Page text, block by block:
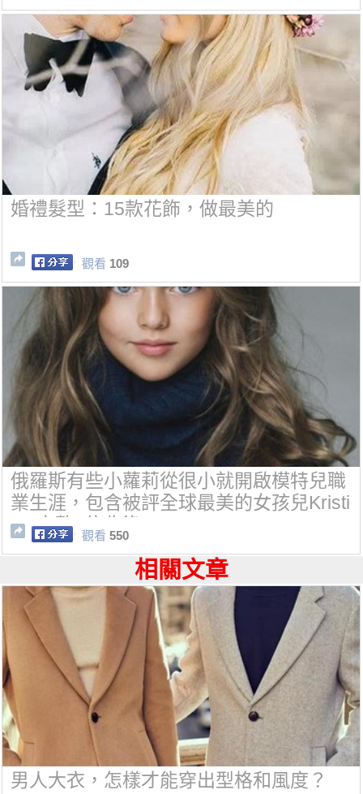
婚禮髮型：15款花飾，做最美的
觀看 109
俄羅斯有些小蘿莉從很小就開啟模特兒職
業生涯，包含被評全球最美的女孩兒Kristi
na!完整9位收錄!
觀看 550
相關文章
男人大衣，怎樣才能穿出型格和風度？